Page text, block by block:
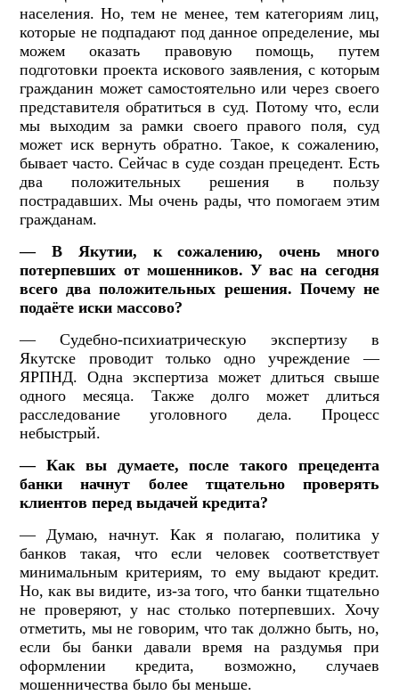
населения. Но, тем не менее, тем категориям лиц,
которые не подпадают под данное определение, мы
можем оказать правовую помощь, путем
подготовки проекта искового заявления, с которым
гражданин может самостоятельно или через своего
представителя обратиться в суд. Потому что, если
мы выходим за рамки своего правого поля, суд
может иск вернуть обратно. Такое, к сожалению,
бывает часто. Сейчас в суде создан прецедент. Есть
два положительных решения в пользу
пострадавших. Мы очень рады, что помогаем этим
гражданам.
— В Якутии, к сожалению, очень много
потерпевших от мошенников. У вас на сегодня
всего два положительных решения. Почему не
подаёте иски массово?
— Судебно-психиатрическую экспертизу в
Якутске проводит только одно учреждение —
ЯРПНД. Одна экспертиза может длиться свыше
одного месяца. Также долго может длиться
расследование уголовного дела. Процесс
небыстрый.
— Как вы думаете, после такого прецедента
банки начнут более тщательно проверять
клиентов перед выдачей кредита?
— Думаю, начнут. Как я полагаю, политика у
банков такая, что если человек соответствует
минимальным критериям, то ему выдают кредит.
Но, как вы видите, из-за того, что банки тщательно
не проверяют, у нас столько потерпевших. Хочу
отметить, мы не говорим, что так должно быть, но,
если бы банки давали время на раздумья при
оформлении кредита, возможно, случаев
мошенничества было бы меньше.